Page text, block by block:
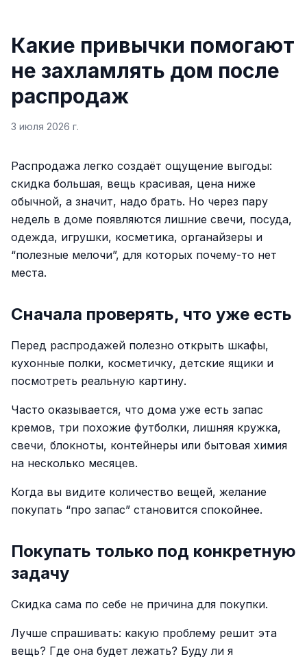
Какие привычки помогают
не захламлять дом после
распродаж
3 июля 2026 г.
Распродажа легко создаёт ощущение выгоды:
скидка большая, вещь красивая, цена ниже
обычной, а значит, надо брать. Но через пару
недель в доме появляются лишние свечи, посуда,
одежда, игрушки, косметика, органайзеры и
“полезные мелочи”, для которых почему-то нет
места.
Сначала проверять, что уже есть
Перед распродажей полезно открыть шкафы,
кухонные полки, косметичку, детские ящики и
посмотреть реальную картину.
Часто оказывается, что дома уже есть запас
кремов, три похожие футболки, лишняя кружка,
свечи, блокноты, контейнеры или бытовая химия
на несколько месяцев.
Когда вы видите количество вещей, желание
покупать “про запас” становится спокойнее.
Покупать только под конкретную
задачу
Скидка сама по себе не причина для покупки.
Лучше спрашивать: какую проблему решит эта
вещь? Где она будет лежать? Буду ли я